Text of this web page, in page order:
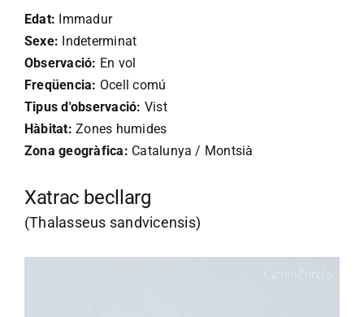
Edat: Immadur
Sexe: Indeterminat
Observació: En vol
Freqüencia: Ocell comú
Tipus d'observació: Vist
Hàbitat: Zones humides
Zona geogràfica: Catalunya / Montsià
Xatrac becllarg
(Thalasseus sandvicensis)